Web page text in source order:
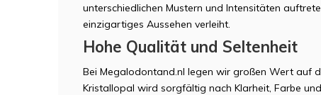
unterschiedlichen Mustern und Intensitäten
einzigartiges Aussehen verleiht.
Hohe Qualität und Seltenheit
Bei Megalodontand.nl legen wir großen Wert auf
Kristallopal wird sorgfältig nach Klarheit, Farbe